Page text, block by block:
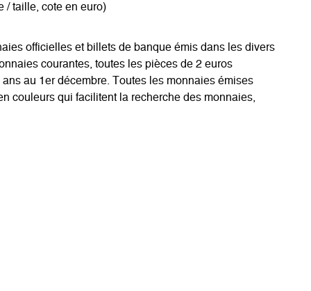
/ taille, cote en euro)
officielles et billets de banque émis dans les divers
courantes, toutes les pièces de 2 euros
au 1er décembre. Toutes les monnaies émises
couleurs qui facilitent la recherche des monnaies,